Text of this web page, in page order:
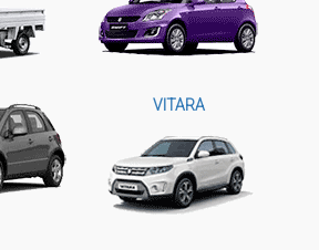
VITARA